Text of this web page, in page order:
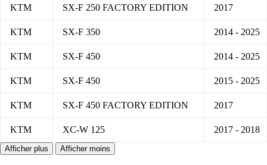
KTM SX-F 250 FACTORY EDITION 2017
KTM SX-F 350 2014 - 2025
KTM SX-F 450 2014 - 2025
KTM SX-F 450 2015 - 2025
KTM SX-F 450 FACTORY EDITION 2017
KTM XC-W 125 2017 - 2018